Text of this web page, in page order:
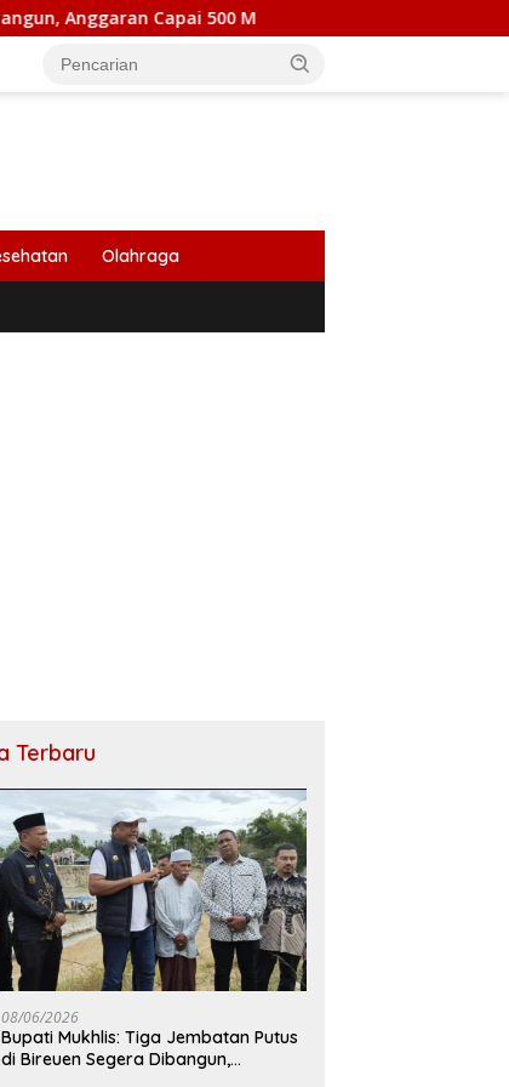
500 M Peringati HUT Ke 53, Bank Aceh
Olahraga
Terbaru
08/06/2026
Bupati Mukhlis: Tiga Jembatan Putus
di Bireuen Segera Dibangun,